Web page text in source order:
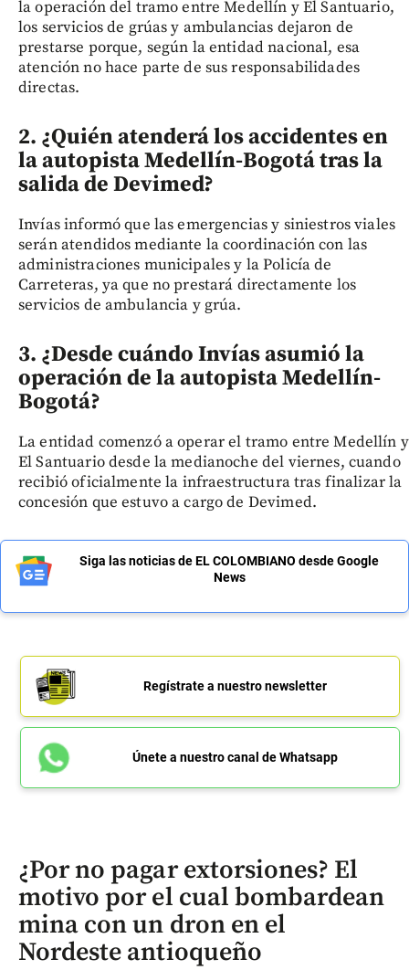
la operación del tramo entre Medellín y El Santuario,
los servicios de grúas y ambulancias dejaron de
prestarse porque, según la entidad nacional, esa
atención no hace parte de sus responsabilidades
directas.
2. ¿Quién atenderá los accidentes en
la autopista Medellín-Bogotá tras la
salida de Devimed?
Invías informó que las emergencias y siniestros viales
serán atendidos mediante la coordinación con las
administraciones municipales y la Policía de
Carreteras, ya que no prestará directamente los
servicios de ambulancia y grúa.
3. ¿Desde cuándo Invías asumió la
operación de la autopista Medellín-
Bogotá?
La entidad comenzó a operar el tramo entre Medellín y
El Santuario desde la medianoche del viernes, cuando
recibió oficialmente la infraestructura tras finalizar la
concesión que estuvo a cargo de Devimed.
Siga las noticias de EL COLOMBIANO desde Google
News
Regístrate a nuestro newsletter
Únete a nuestro canal de Whatsapp
¿Por no pagar extorsiones? El
motivo por el cual bombardean
mina con un dron en el
Nordeste antioqueño